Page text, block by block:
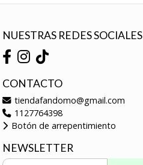
NUESTRAS REDES SOCIALES
CONTACTO
tiendafandomo@gmail.com
1127764398
Botón de arrepentimiento
NEWSLETTER